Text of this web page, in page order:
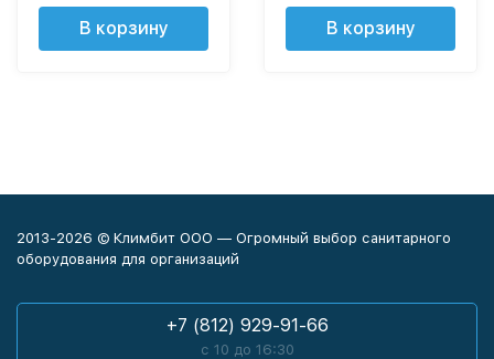
В корзину В корзину
2013-2026 © Климбит ООО — Огромный выбор санитарного
оборудования для организаций
+7 (812) 929-91-66
с 10 до 16:30